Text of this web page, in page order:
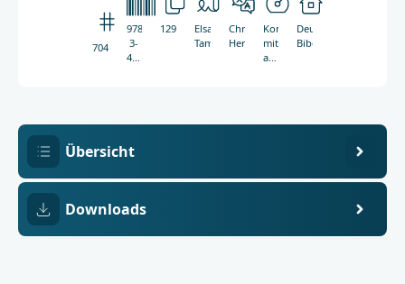
7046
978-
3-
438-
129
Elsa
Tamez
Christiane
Herrlinger
Kompatibel
mit
allen
Deutsche
Bibelgesellschaft
Übersicht
Downloads